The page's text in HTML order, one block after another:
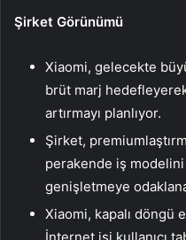
Şirket Görünümü
Xiaomi, gelecekte
brüt marj
artırmayı planlıyor.
Şirket,
perakende iş
genişletmeye
Xiaomi, kapalı döngü